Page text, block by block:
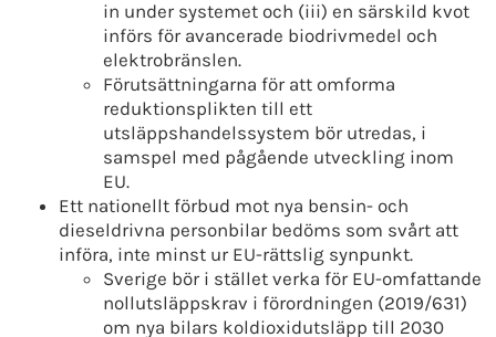
in under systemet och (iii) en särskild kvot
införs för avancerade biodrivmedel och
elektrobränslen.
Förutsättningarna för att omforma
reduktionsplikten till ett
utsläppshandelssystem bör utredas, i
samspel med pågående utveckling inom
EU.
Ett nationellt förbud mot nya bensin- och
dieseldrivna personbilar bedöms som svårt att
införa, inte minst ur EU-rättslig synpunkt.
Sverige bör i stället verka för EU-omfattande
nollutsläppskrav i förordningen (2019/631)
om nya bilars koldioxidutsläpp till 2030